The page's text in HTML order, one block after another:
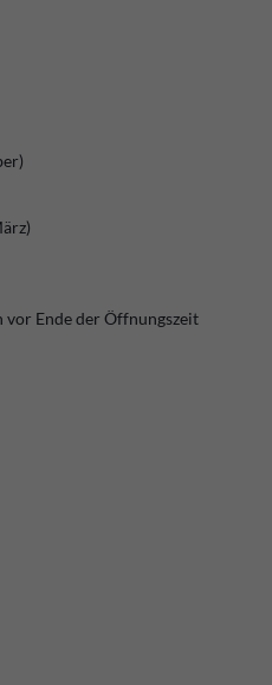
vor Ende der Öffnungszeit